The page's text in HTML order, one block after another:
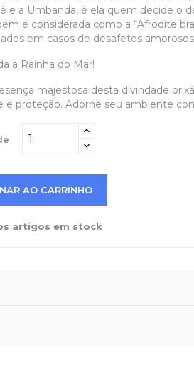
e a Umbanda, é ela quem decide o
é considerada como a “Afrodite
em casos de desafetos
a Rainha do Mar!
majestosa desta divindade
e proteção. Adorne seu ambiente
AO CARRINHO
artigos em stock